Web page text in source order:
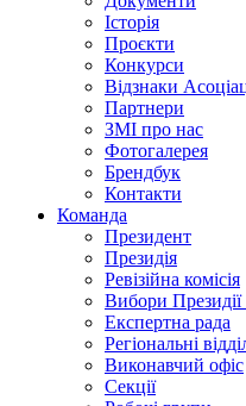
Історія
Проєкти
Конкурси
Відзнаки
Партнери
ЗМІ про нас
Фотогалерея
Брендбук
Контакти
Команда
Президент
Президія
Ревізійна комісія
Вибори Президії
Експертна рада
Регіональні
Виконавчий офіс
Секції